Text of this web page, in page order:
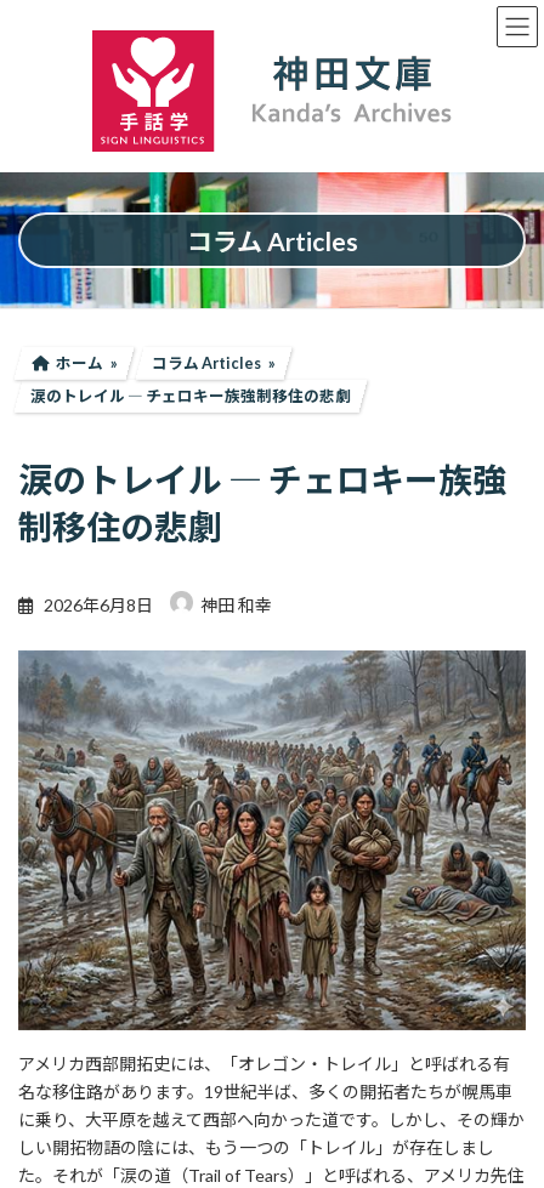
ッ
プ
移
動
コラム Articles
ホーム
コラム Articles
涙のトレイル ― チェロキー族強制移住の悲劇
涙のトレイル ― チェロキー族強
制移住の悲劇
2026年6月8日 神田 和幸
アメリカ西部開拓史には、「オレゴン・トレイル」と呼ばれる有
名な移住路があります。19世紀半ば、多くの開拓者たちが幌馬車
に乗り、大平原を越えて西部へ向かった道です。しかし、その輝か
しい開拓物語の陰には、もう一つの「トレイル」が存在しまし
た。それが「涙の道（Trail of Tears）」と呼ばれる、アメリカ先住